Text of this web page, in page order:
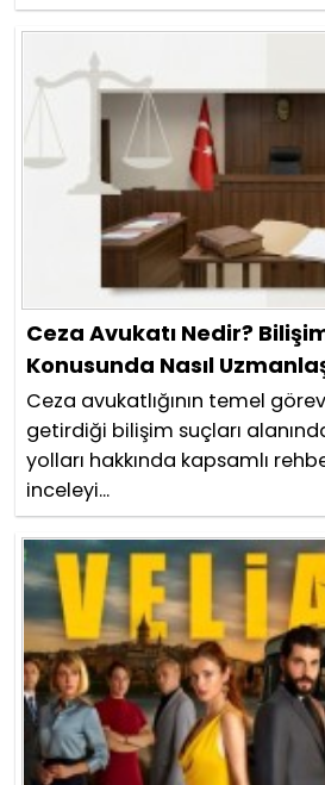
Ceza Avukatı Nedir?
Konusunda Nasıl
Ceza avukatlığının temel
getirdiği bilişim suçları
yolları hakkında kapsamlı
inceleyi...